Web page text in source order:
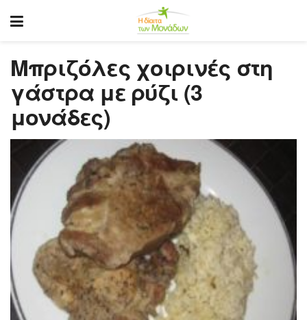
Μπριζόλες χοιρινές στη
γάστρα με ρύζι (3
μονάδες)